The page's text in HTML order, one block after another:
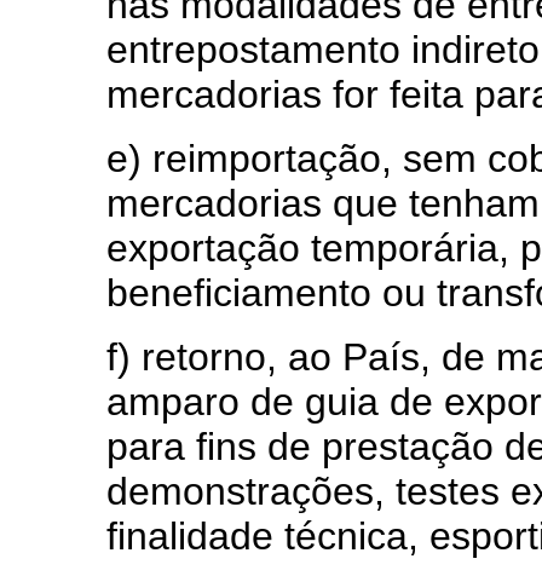
entrepostamento
mercadorias for feita
e) reimportação, sem
mercadorias que
exportação temporária,
beneficiamento ou
f) retorno, ao País, de
amparo de guia de
para fins de prestação
demonstrações, testes
finalidade técnica,